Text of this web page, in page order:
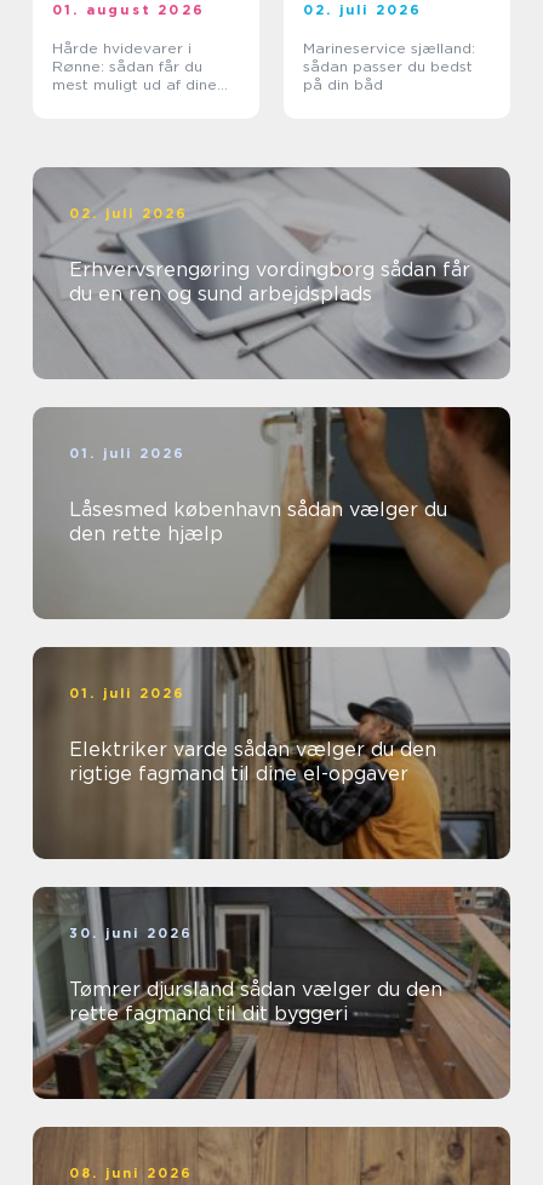
01. august 2026
Hårde hvidevarer i
Rønne: sådan får du
mest muligt ud af dine
02. juli 2026
Marineservice sjælland:
sådan passer du bedst
på din båd
02. juli 2026
Erhvervsrengøring vordingborg sådan får
du en ren og sund arbejdsplads
01. juli 2026
Låsesmed københavn sådan vælger du
den rette hjælp
01. juli 2026
Elektriker varde sådan vælger du den
rigtige fagmand til dine el-opgaver
30. juni 2026
Tømrer djursland sådan vælger du den
rette fagmand til dit byggeri
08. juni 2026